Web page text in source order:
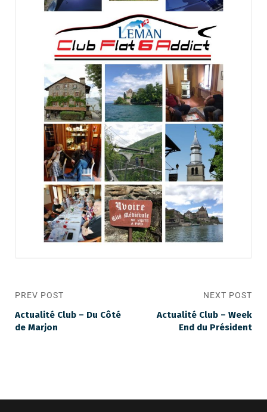
PREV POST
Actualité Club – Du Côté
de Marjon
NEXT POST
Actualité Club – Week
End du Président